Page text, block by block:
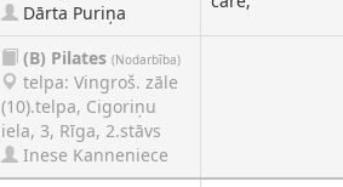
Dārta Puriņa
(B) Pilates (Nodarbība)
telpa: Vingroš. zāle
(10).telpa, Cigoriņu
iela, 3, Rīga, 2.stāvs
Inese Kanneniece